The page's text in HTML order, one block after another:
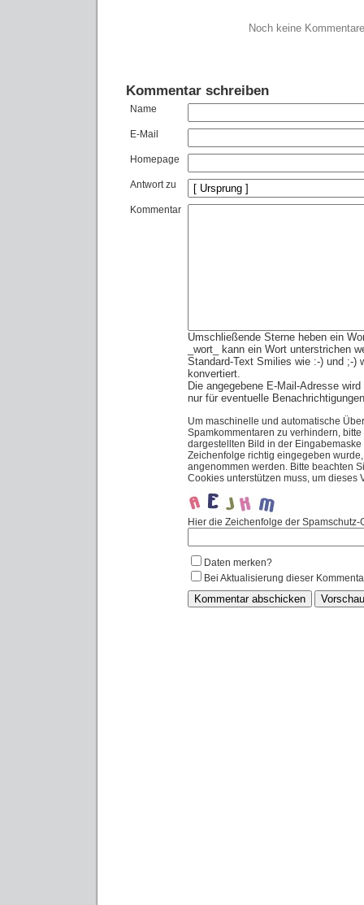
Noch keine Kommentare
Kommentar schreiben
Name
E-Mail
Homepage
Antwort zu
Kommentar
Umschließende Sterne heben ein
_wort_ kann ein Wort unterstrichen
Standard-Text Smilies wie :-) und ;-)
konvertiert.
Die angegebene E-Mail-Adresse
nur für eventuelle
Um maschinelle und automatische
Spamkommentaren zu verhindern,
dargestellten Bild in der
Zeichenfolge richtig eingegeben
angenommen werden. Bitte beachten
Cookies unterstützen muss, um dieses
Hier die Zeichenfolge der Spamschutz-
Daten merken?
Bei Aktualisierung dieser